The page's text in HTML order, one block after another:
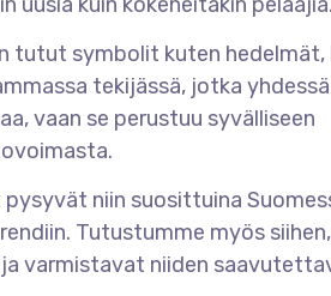
tutut symbolit kuten hedelmät,
tekijässä, jotka
vaan se perustuu syvälliseen
niin suosittuina
Tutustumme myös
varmistavat niiden